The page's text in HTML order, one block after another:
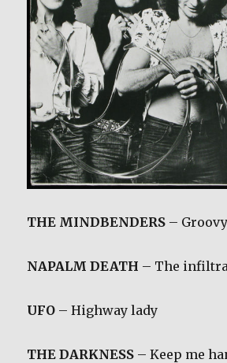
THE MINDBENDERS –
NAPALM DEATH – The
UFO – Highway lady
THE DARKNESS – Keep me